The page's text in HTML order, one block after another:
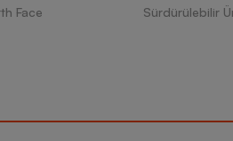
Face Sürdürülebilir